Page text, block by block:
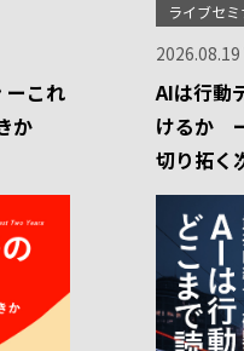
ーこれ
か
ライブセミ
2026.08.19
AIは行動
けるか
切り拓く